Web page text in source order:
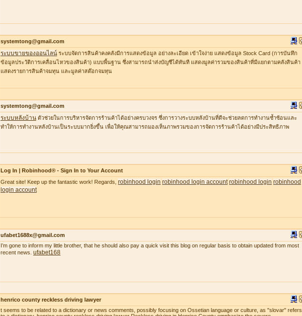
systemtong@gmail.com
ระบบขายของออนไลน์ ระบบจัดการสินค้าคงคลังมีการแสดงข้อมูล อย่างละเอียด เข้าใจง่าย แสดงข้อมูล Stock Card (การบันทึก
ข้อมูลประวัติการเคลื่อนไหวของสินค้า) แบบพื้นฐาน ซึ่งสามารถนำส่งบัญชีได้ทันที แสดงมูลค่ารวมของสินค้าที่มีแยกตามคลังสินค้า
แสดงรายการสินค้าจมทุน และมูลค่าสต๊อกจมทุน
systemtong@gmail.com
ระบบหลังบ้าน ตัวช่วยในการบริหารจัดการร้านค้าได้อย่างครบวงจร ซึ่งการวางระบบหลังบ้านที่ดีจะช่วยลดการทำงานซ้ำซ้อนและ
ทำให้การทำงานหลังบ้านเป็นระบบมากยิ่งขึ้น เพื่อให้คุณสามารถมองเห็นภาพรวมของการจัดการร้านค้าได้อย่างมีประสิทธิภาพ
Log In | Robinhood® - Sign In to Your Account
Great site! Keep up the fantastic work! Regards, robinhood login robinhood login account robinhood login robinhood
login account
ufabet1688x@gmail.com
I’m gone to inform my little brother, that he should also pay a quick visit this blog on regular basis to obtain updated from most
recent news. ufabet168
henrico county reckless driving lawyer
t seems to be related to a dictionary or news comments, possibly focusing on Ossetian language or culture, as "slovar" refers